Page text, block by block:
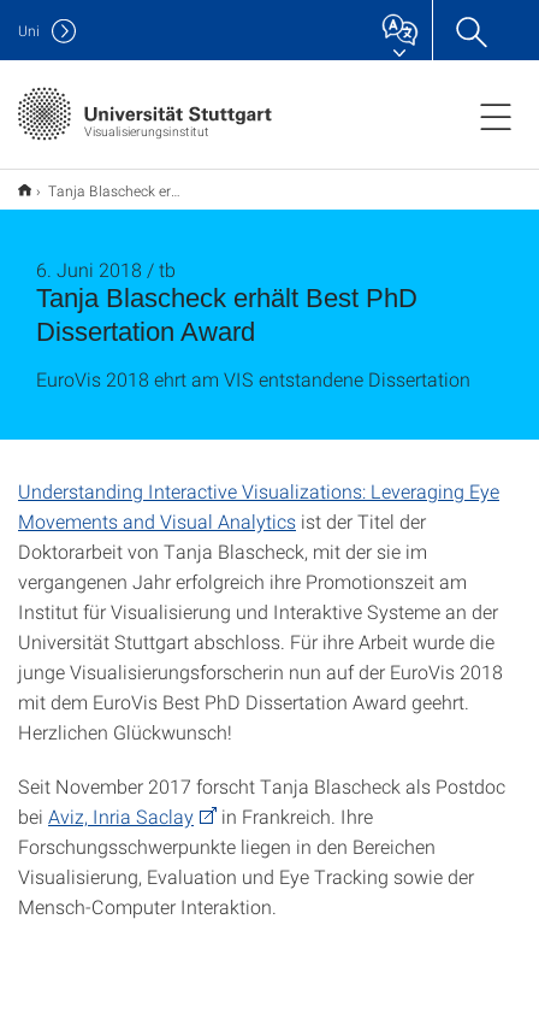
Visualisierungsinstitut
Uni
Tanja Blascheck erhält Best PhD Dissertation Award
Tanja Blascheck erhält Best PhD
Dissertation Award
6. Juni 2018 / tb
EuroVis 2018 ehrt am VIS entstandene Dissertation
Understanding Interactive Visualizations: Leveraging Eye
Movements and Visual Analytics ist der Titel der
Doktorarbeit von Tanja Blascheck, mit der sie im
vergangenen Jahr erfolgreich ihre Promotionszeit am
Institut für Visualisierung und Interaktive Systeme an der
Universität Stuttgart abschloss. Für ihre Arbeit wurde die
junge Visualisierungsforscherin nun auf der EuroVis 2018
mit dem EuroVis Best PhD Dissertation Award geehrt.
Herzlichen Glückwunsch!
Seit November 2017 forscht Tanja Blascheck als Postdoc
bei Aviz, Inria Saclay
in Frankreich. Ihre
Forschungsschwerpunkte liegen in den Bereichen
Visualisierung, Evaluation und Eye Tracking sowie der
Mensch-Computer Interaktion.